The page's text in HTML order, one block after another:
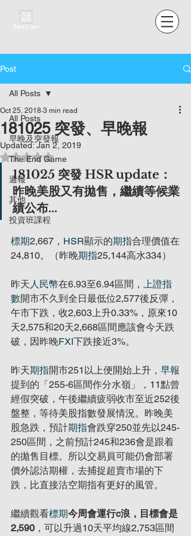
Post
All Posts
早晚及突發報
The End Game
週報
其他
投資班課程
All Posts
181025 突發、早晚報
Oct 25, 2018 3 min read
Updated:Jan 2, 2019
Rated NaN out of 5 stars.
181025 突發 HSR update：
昨晚美股又有拋售，繼續等候業
績公布...
標期2,667， HSR顯示的期指合理價值在
24,810。（昨晚期指25,144高水334）
昨天人民幣在6.93至6.94區間， 上證指
數開市不久到全日最低位2,577後反彈，
午市下跌，收2,603上升0.33%，原來10
天2,575和20天2,668區間應該會今天跌
破，因昨晚FXI下跌接近3%。
昨天期指開市251以上便開始上升， 早報
提到的「255-6區間作分水嶺」，11點曾
經假突破，午後繼續疲弱收市至近252後
盤整，等待美股指數發展情況。昨晚美
股急跌，預計期指會跌穿250並先以245-
250區間，之前預計245和236會是跟着
的拋售目標。所以交易員可能仍會部署
價外認沽期權，去捕捉超賣市場的下
跌，比直接沽空期指有更好的風管。
繼續觀看標期今周會運行c浪，目標會是
2,590 ，可以升過10天平均線2,753區間